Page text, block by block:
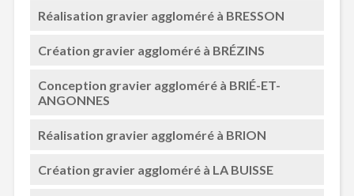
Réalisation gravier aggloméré à BRESSON
Création gravier aggloméré à BRÉZINS
Conception gravier aggloméré à BRIÉ-ET-
ANGONNES
Réalisation gravier aggloméré à BRION
Création gravier aggloméré à LA BUISSE